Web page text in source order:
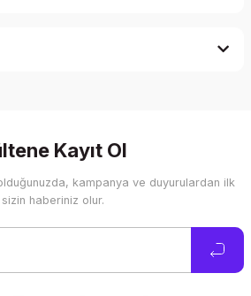
teşekkür ederiz.
bozuk veya görüntülenemiyor.
Kayıt Ol
kampanya ve duyurulardan ilk
sizin haberiniz olur.